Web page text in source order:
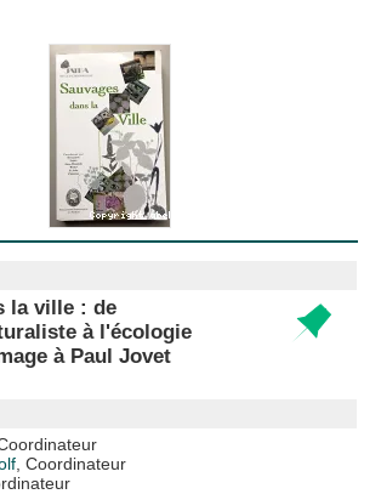
la ville : de
à l'écologie
à Paul Jovet
Coordinateur
, Coordinateur